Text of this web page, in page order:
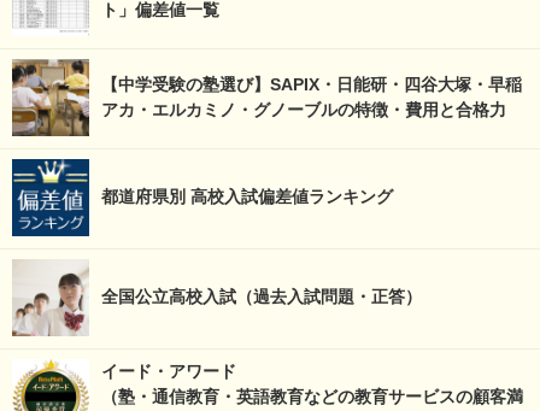
ト」偏差値一覧
【中学受験の塾選び】SAPIX・日能研・四谷大塚・早稲
アカ・エルカミノ・グノーブルの特徴・費用と合格力
都道府県別 高校入試偏差値ランキング
全国公立高校入試（過去入試問題・正答）
イード・アワード
（塾・通信教育・英語教育などの教育サービスの顧客満